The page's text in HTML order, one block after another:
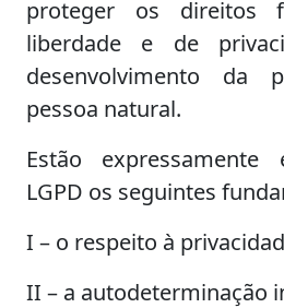
proteger os direitos
liberdade e de
desenvolvimento da
pessoa natural.
Estão expressamente
LGPD os seguintes
I – o respeito à
II – a autodeterminação